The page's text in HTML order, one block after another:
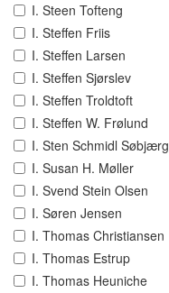
I. Steen Tofteng
I. Steffen Friis
I. Steffen Larsen
I. Steffen Sjørslev
I. Steffen Troldtoft
I. Steffen W. Frølund
I. Sten Schmidl Søbjærg
I. Susan H. Møller
I. Svend Stein Olsen
I. Søren Jensen
I. Thomas Christiansen
I. Thomas Estrup
I. Thomas Heuniche